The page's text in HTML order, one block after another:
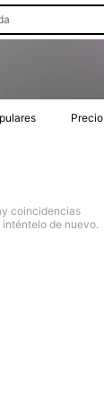
Precio
coincidencias
inténtelo de nuevo.